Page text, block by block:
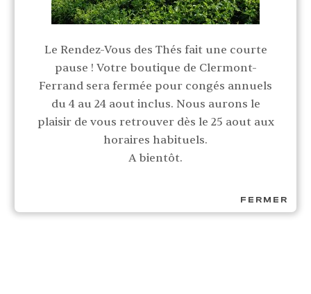
FERMER
Le Rendez-Vous des Thés fait une courte
pause ! Votre boutique de Clermont-
Ferrand sera fermée pour congés annuels
du 4 au 24 aout inclus. Nous aurons le
plaisir de vous retrouver dès le 25 aout aux
horaires habituels.
A bientôt.